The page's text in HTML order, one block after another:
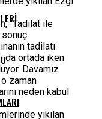
“Tadilat ile
tadilatı
da ortada iken
Davamız
zaman
neden kabul
yıkılan